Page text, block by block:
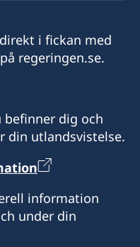
i fickan med
regeringen.se.
befinner dig och
din utlandsvistelse.
information
under din